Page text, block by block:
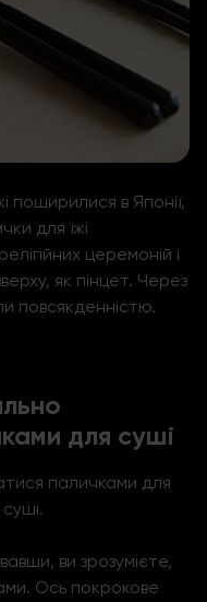
поширилися в Японії,
для їжі
церемоній і
як пінцет. Через
повсякденністю.
для суші
паличками для
ви зрозумієте,
Ось покрокове